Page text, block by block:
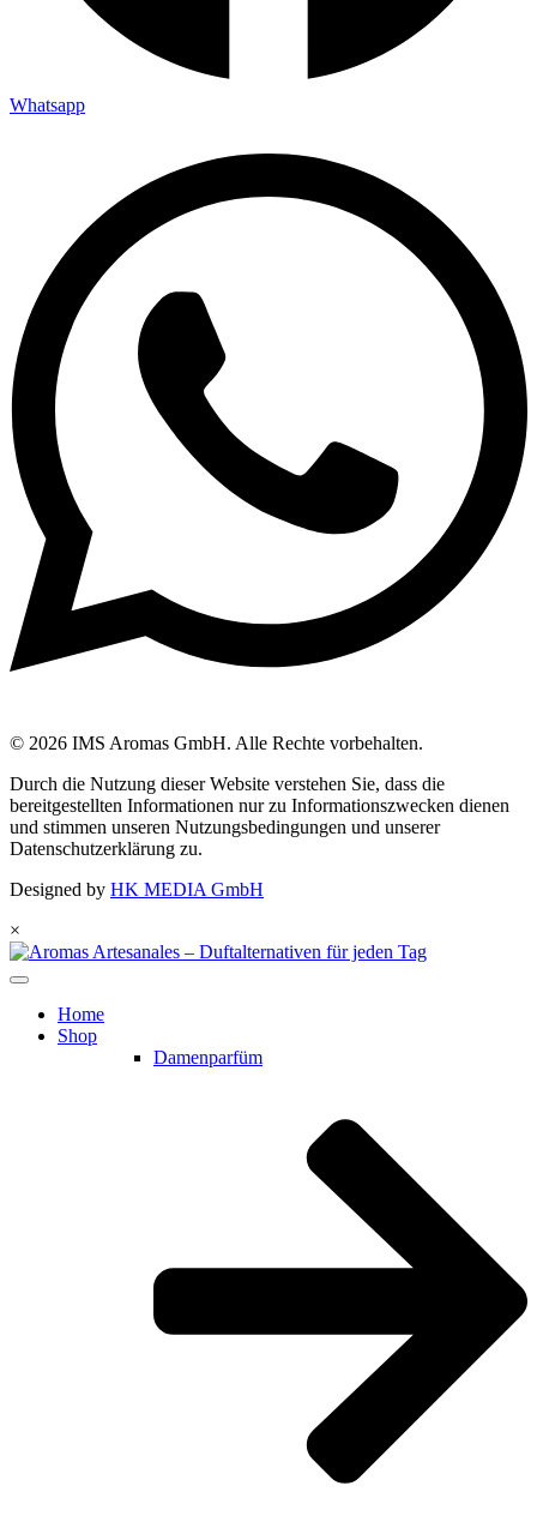
Whatsapp
© 2026 IMS Aromas GmbH. Alle Rechte vorbehalten.
Durch die Nutzung dieser Website verstehen Sie, dass die
bereitgestellten Informationen nur zu Informationszwecken dienen
und stimmen unseren Nutzungsbedingungen und unserer
Datenschutzerklärung zu.
Designed by HK MEDIA GmbH
×
Home
Shop
Damenparfüm